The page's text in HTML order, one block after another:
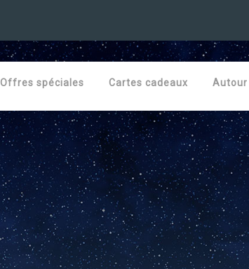
Offres spéciales Cartes cadeaux Autour